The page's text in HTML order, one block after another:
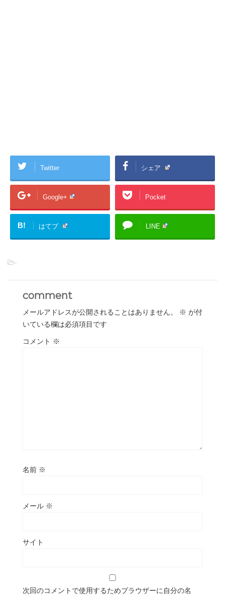
Twitter シェア
Google+ Pocket
B! はてブ LINE
-
comment
メールアドレスが公開されることはありません。 ※ が付
いている欄は必須項目です
コメント ※
名前 ※
メール ※
サイト
次回のコメントで使用するためブラウザーに自分の名